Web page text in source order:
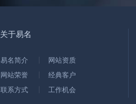
关于易名
易名简介
网站资质
网站荣誉
经典客户
联系方式
工作机会